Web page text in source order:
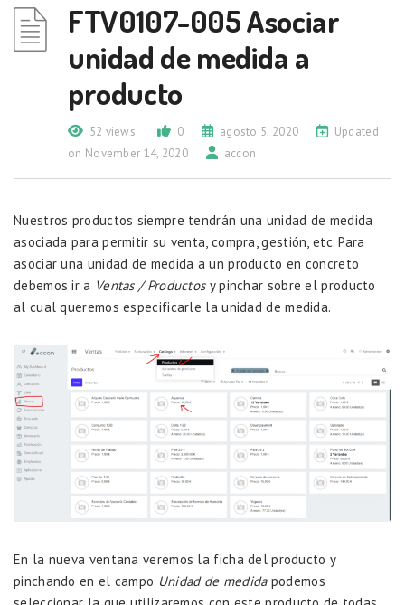
FTV0107-005 Asociar
unidad de medida a
producto
52 views 0 agosto 5, 2020
Updated
on November 14, 2020
accon
Nuestros productos siempre tendrán una unidad de medida
asociada para permitir su venta, compra, gestión, etc. Para
asociar una unidad de medida a un producto en concreto
debemos ir a Ventas / Productosy pinchar sobre el producto
al cual queremos especificarle la unidad de medida.
En la nueva ventana veremos la ficha del producto y
pinchando en el campo Unidad de medidapodemos